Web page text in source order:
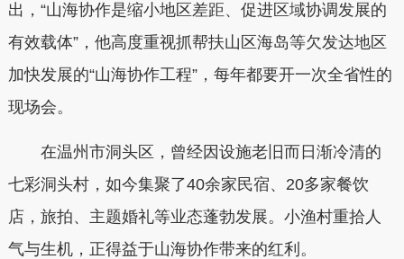
出，“山海协作是缩小地区差距、促进区域协调发展的
有效载体”，他高度重视抓帮扶山区海岛等欠发达地区
加快发展的“山海协作工程”，每年都要开一次全省性的
现场会。
在温州市洞头区，曾经因设施老旧而日渐冷清的
七彩洞头村，如今集聚了40余家民宿、20多家餐饮
店，旅拍、主题婚礼等业态蓬勃发展。小渔村重拾人
气与生机，正得益于山海协作带来的红利。